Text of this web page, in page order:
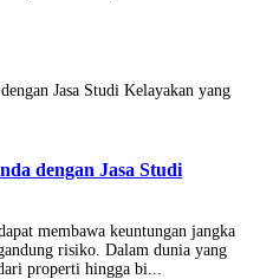
dengan Jasa Studi
membawa keuntungan jangka
risiko. Dalam dunia yang
properti hingga bi...